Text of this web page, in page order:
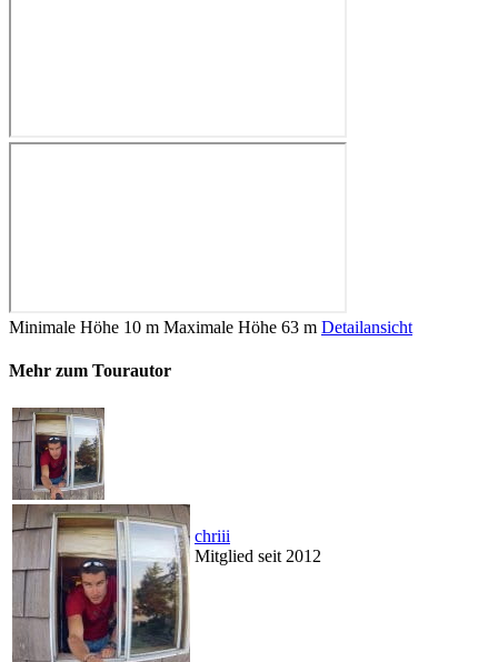
Minimale Höhe 10 m Maximale Höhe 63 m Detailansicht
Mehr zum Tourautor
chriii
Mitglied seit 2012